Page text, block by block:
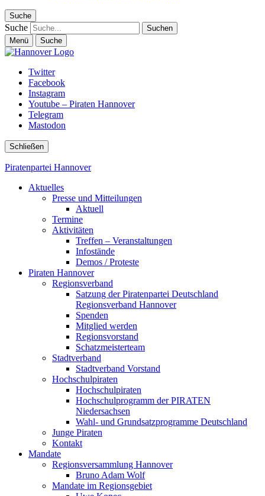
Suche
Suche
Menü Suche
Twitter
Facebook
Instagram
Youtube – Piraten Hannover
Telegram
Mastodon
Schließen
Piratenpartei Hannover
Aktuelles
Presse und Mitteilungen
Aktuell
Termine
Aktivitäten
Treffen – Veranstaltungen
Infostände
Demos / Proteste
Piraten Hannover
Regionsverband
Satzung der Piratenpartei Deutschland
Regionsverband Hannover
Spenden
Mitglied werden
Regionsvorstand
Schatzmeisterteam
Stadtverband
Stadtverband Vorstand
Hochschulpiraten
Hochschulpiraten
Hochschulprogramm der PIRATEN
Niedersachsen
Wahl- und Grundsatzprogramme Deutschland
Junge Piraten
Kontakt
Mandate
Regionsversammlung Hannover
Bruno Adam Wolf
Mandate im Regionsgebiet